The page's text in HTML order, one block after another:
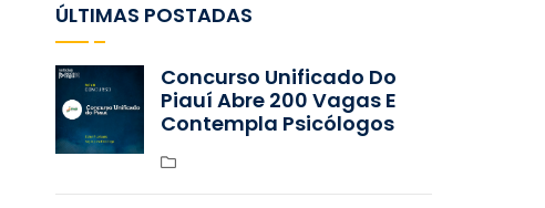
ÚLTIMAS POSTADAS
Concurso Unificado Do
Piauí Abre 200 Vagas E
Contempla Psicólogos